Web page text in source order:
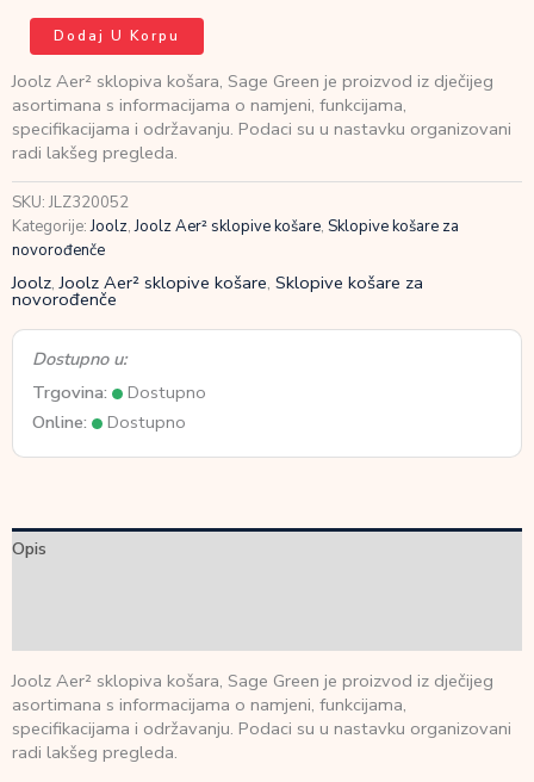
Joolz
Aer²
sklopiva
košara,
Sage
Green
Dodaj U Korpu
Joolz Aer² sklopiva košara, Sage Green je proizvod iz dječijeg
asortimana s informacijama o namjeni, funkcijama,
specifikacijama i održavanju. Podaci su u nastavku organizovani
radi lakšeg pregleda.
SKU:JLZ320052
Kategorije:Joolz,Joolz Aer² sklopive košare, Sklopive košare za
novorođenče
Joolz,Joolz Aer² sklopive košare, Sklopive košare za
novorođenče
Dostupno u:
Trgovina:
Dostupno
Online:
Dostupno
Opis
Joolz Aer² sklopiva košara, Sage Green je proizvod iz dječijeg
asortimana s informacijama o namjeni, funkcijama,
specifikacijama i održavanju. Podaci su u nastavku organizovani
radi lakšeg pregleda.